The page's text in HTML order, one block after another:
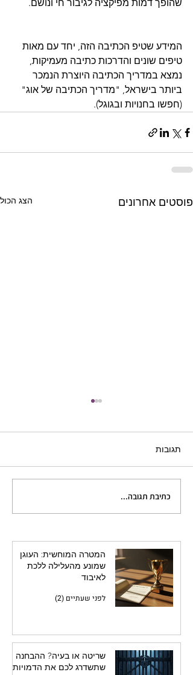
המידע שטיפ הכתיבה הזה, יחד עם מאות
טיפים שונים והדרכות כתיבה מעמיקות,
נמצא במדריך הכתיבה היוצרת הנמכר
ביותר בישראל, "מדריך הכתיבה של אוג"
(חפשו בחנויות ובגוגל).
פוסטים אחרונים הצג הכול
שריטה או בעיה? ההבחנה
שתשדרג לכם את הדמויות
תגובות
כתיבת תגובה...
המטרה המוחשית: העוגן
שמונע מהעלילה ללכת
לאיבוד
לפני שעתיים (2)
שריטה או בעיה? ההבחנה
שתשדרג לכם את הדמויות